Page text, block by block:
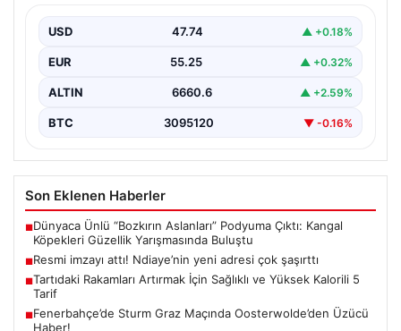
USD 47.74 ▲ +0.18%
EUR 55.25 ▲ +0.32%
ALTIN 6660.6 ▲ +2.59%
BTC 3095120 ▼ -0.16%
Son Eklenen Haberler
■Dünyaca Ünlü “Bozkırın Aslanları” Podyuma Çıktı: Kangal
Köpekleri Güzellik Yarışmasında Buluştu
■Resmi imzayı attı! Ndiaye’nin yeni adresi çok şaşırttı
■Tartıdaki Rakamları Artırmak İçin Sağlıklı ve Yüksek Kalorili 5
Tarif
■Fenerbahçe’de Sturm Graz Maçında Oosterwolde’den Üzücü
Haber!